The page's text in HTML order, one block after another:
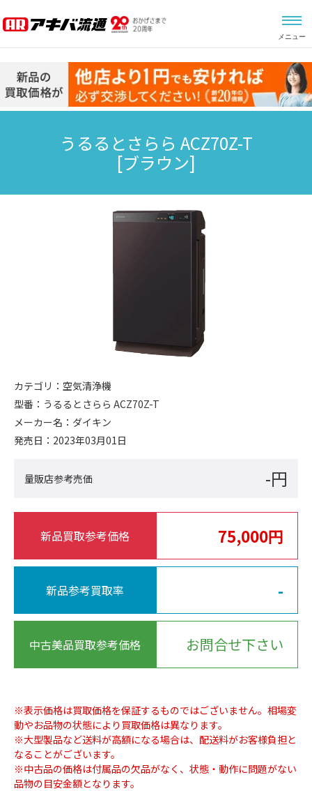
メニュー
うるるとさらら ACZ70Z-T
[ブラウン]
カテゴリ： 空気清浄機
型番： うるるとさらら ACZ70Z-T
メーカー名： ダイキン
発売日： 2023年03月01日
量販店参考売価 -円
新品買取参考価格 75,000円
新品参考買取率 -
中古美品買取参考価格 お問合せ下さい
※表示価格は買取価格を保証するものではございません。相場変
動やお品物の状態により買取価格は異なります。
※大型製品など送料が高額になる場合は、配送料がお客様負担と
なることがございます。
※中古品の価格は付属品の欠品がなく、状態・動作に問題がない
品物の目安金額となります。